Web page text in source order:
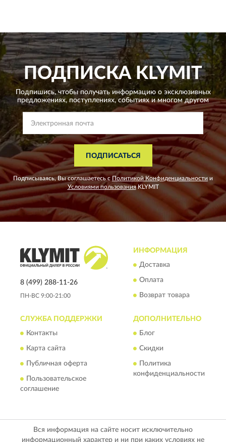
ПОДПИСКАKLYMIT
Подпишись, чтобы получать информацию о эксклюзивных
предложениях, поступлениях, событиях и многом другом
ПОДПИСАТЬСЯ
Подписываясь, Вы соглашаетесь с Политикой Конфиденциальности и
Условиями пользованияKLYMIT
8 (499) 288-11-26
ПН-ВС 9:00-21:00
ИНФОРМАЦИЯ
Доставка
Оплата
Возврат товара
СЛУЖБА ПОДДЕРЖКИ
Контакты
Карта сайта
Публичная оферта
Пользовательское
соглашение
ДОПОЛНИТЕЛЬНО
Блог
Скидки
Политика
конфиденциальности
Вся информация на сайте носит исключительно
информационный характер и ни при каких условиях не